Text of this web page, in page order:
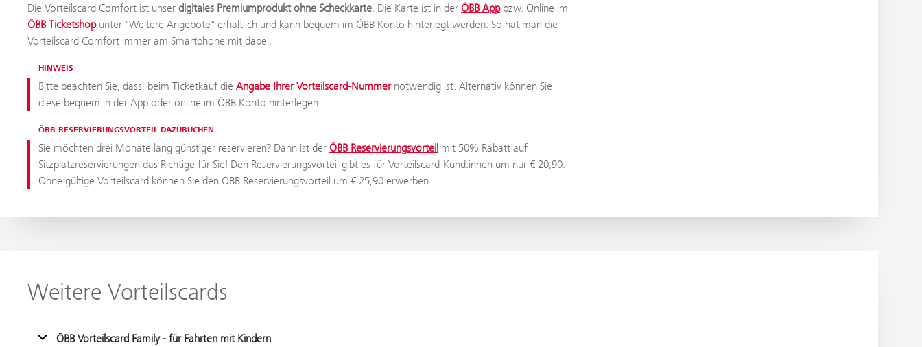
Die Vorteilscard Comfort ist unser digitales Premiumprodukt ohne Scheckkarte. Die Karte ist in der ÖBB Appbzw. Online im
ÖBB Ticketshopunter "Weitere Angebote" erhältlich und kann bequem im ÖBB Konto hinterlegt werden. So hat man die
Vorteilscard Comfort immer am Smartphone mit dabei.
HINWEIS
Bitte beachten Sie, dass beim Ticketkauf die Angabe Ihrer Vorteilscard-Nummernotwendig ist. Alternativ können Sie
diese bequem in der App oder online im ÖBB Konto hinterlegen.
ÖBB RESERVIERUNGSVORTEIL DAZUBUCHEN
Sie möchten drei Monate lang günstiger reservieren? Dann ist der ÖBB Reservierungsvorteil mit 50% Rabatt auf
Sitzplatzreservierungen das Richtige für Sie! Den Reservierungsvorteil gibt es für Vorteilscard-Kund:innen um nur € 20,90.
Ohne gültige Vorteilscard können Sie den ÖBB Reservierungsvorteil um € 25,90 erwerben.
Weitere Vorteilscards
ÖBB Vorteilscard Family - für Fahrten mit Kindern